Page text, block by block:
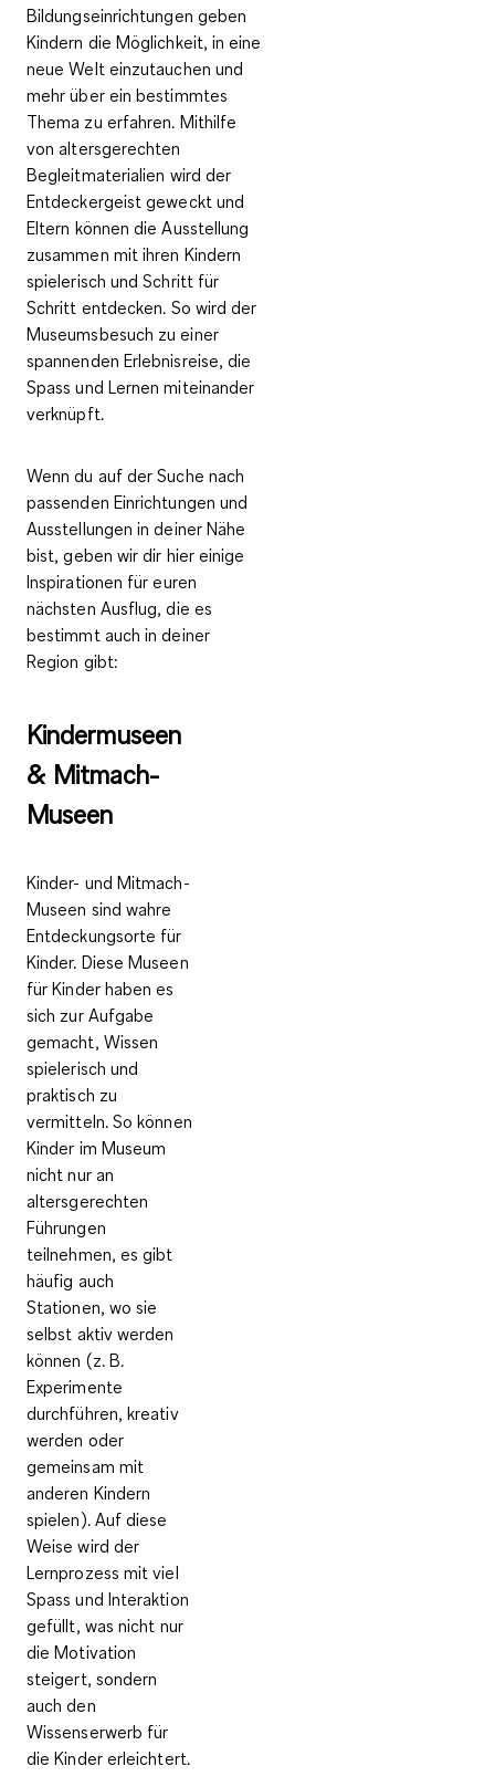
Bildungseinrichtungen geben
Kindern die Möglichkeit, in eine
neue Welt einzutauchen und
mehr über ein bestimmtes
Thema zu erfahren. Mithilfe
vonaltersgerechten
Begleitmaterialien wird der
Entdeckergeist geweckt und
Eltern können die Ausstellung
zusammen mit ihren Kindern
spielerisch und Schritt für
Schritt entdecken. So wird der
Museumsbesuch zu einer
spannenden Erlebnisreise, die
Spass und Lernen miteinander
verknüpft.
Wenn du auf der Suche nach
passenden Einrichtungen und
Ausstellungen in deiner Nähe
bist, geben wir dir hier einige
Inspirationen für euren
nächsten Ausflug, die es
bestimmt auch in deiner
Region gibt:
Kindermuseen
& Mitmach-
Museen
Kinder- und Mitmach-
Museen sind wahre
Entdeckungsorte für
Kinder. Diese Museen
für Kinder haben es
sich zur Aufgabe
gemacht, Wissen
spielerisch und
praktisch zu
vermitteln. So können
Kinder im Museum
nicht nur an
altersgerechten
Führungen
teilnehmen, es gibt
häufig auch
Stationen, wo sie
selbst aktiv werden
können (z. B.
Experimente
durchführen, kreativ
werden oder
gemeinsam mit
anderen Kindern
spielen). Auf diese
Weise wird der
Lernprozess mit viel
Spass und Interaktion
gefüllt, was nicht nur
die Motivation
steigert, sondern
auch den
Wissenserwerb für
die Kinder erleichtert.